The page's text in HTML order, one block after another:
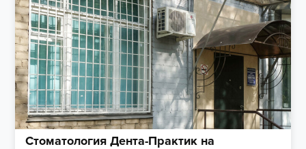
Стоматология Дента-Практик на